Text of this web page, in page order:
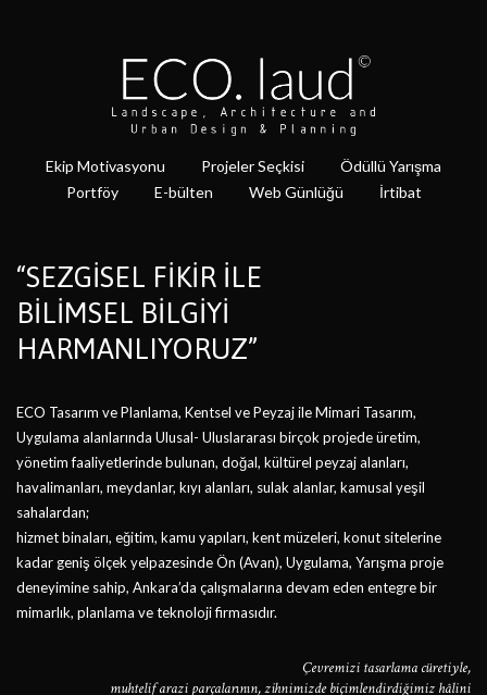
Ekip Motivasyonu Projeler Seçkisi
Ödüllü Yarışma
Portföy
E-bülten Web Günlüğü İrtibat
“SEZGİSEL FİKİR İLE
BİLİMSEL BİLGİYİ
HARMANLIYORUZ”
ECO Tasarım ve Planlama, Kentsel ve Peyzaj ile Mimari Tasarım,
Uygulama alanlarında Ulusal- Uluslararası birçok projede üretim,
yönetim faaliyetlerinde bulunan, doğal, kültürel peyzaj alanları,
havalimanları, meydanlar, kıyı alanları, sulak alanlar, kamusal yeşil
sahalardan;
hizmet binaları, eğitim, kamu yapıları, kent müzeleri, konut sitelerine
kadar geniş ölçek yelpazesinde Ön (Avan), Uygulama, Yarışma proje
deneyimine sahip, Ankara’da çalışmalarına devam eden entegre bir
mimarlık, planlama ve teknoloji firmasıdır.
Çevremizi tasarlama cüretiyle,
muhtelif arazi parçalarının, zihnimizde biçimlendirdiğimiz hâlini